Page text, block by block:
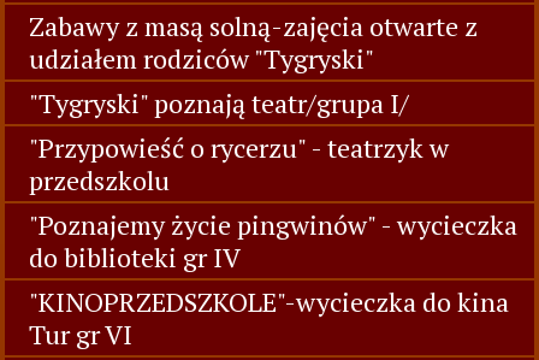
Zabawy z masą solną-zajęcia otwarte z
udziałem rodziców "Tygryski"
"Tygryski" poznają teatr/grupa I/
"Przypowieść o rycerzu" - teatrzyk w
przedszkolu
"Poznajemy życie pingwinów" - wycieczka
do biblioteki gr IV
"KINOPRZEDSZKOLE"-wycieczka do kina
Tur gr VI